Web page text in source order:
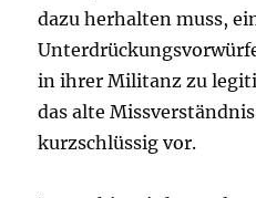
dazu herhalten muss,
in ihrer Militanz zu
das alte
kurzschlüssig vor.